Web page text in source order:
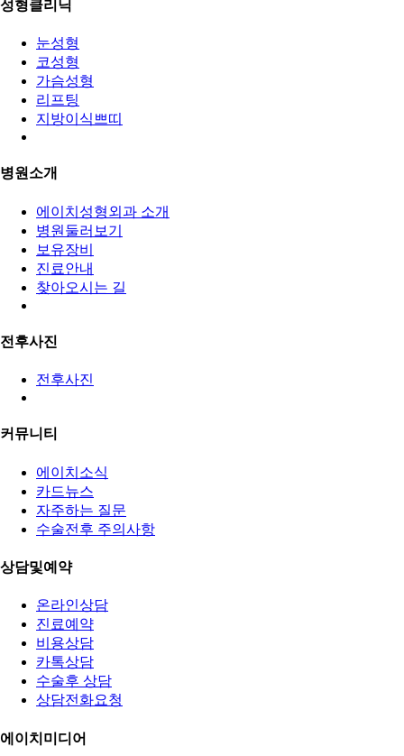
성형클리닉
눈성형
코성형
가슴성형
리프팅
지방이식쁘띠
병원소개
에이치성형외과 소개
병원둘러보기
보유장비
진료안내
찾아오시는 길
전후사진
전후사진
커뮤니티
에이치소식
카드뉴스
자주하는 질문
수술전후 주의사항
상담및예약
온라인상담
진료예약
비용상담
카톡상담
수술후 상담
상담전화요청
에이치미디어